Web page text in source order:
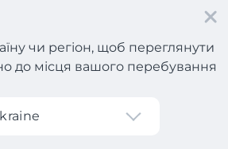
чи регіон, щоб переглянути
до місця вашого перебування
в Україну